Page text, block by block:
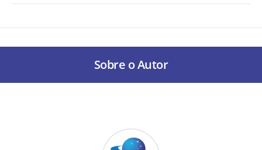
Sobre o Autor